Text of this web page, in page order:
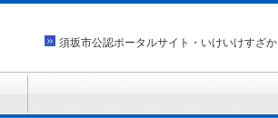
須坂市公認ポータルサイト・いけいけすざか